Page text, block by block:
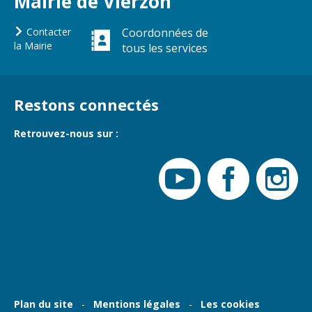
Travaux
Refuge canin
Urbanisme et
logement
Économie et
Contacter
la Mairie
Coordonnées de
tous les services
Restons connectés
Retrouvez-nous sur :
Plan du site Mentions légales Les cookies